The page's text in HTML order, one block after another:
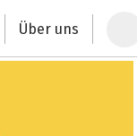
Über uns